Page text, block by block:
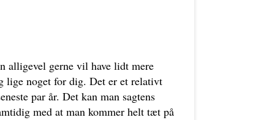
alligevel gerne vil have lidt mere
lige noget for dig. Det er et relativt
par år. Det kan man sagtens
med at man kommer helt tæt på